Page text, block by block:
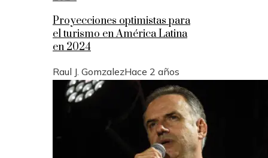
Proyecciones optimistas para
el turismo en América Latina
en 2024
Raul J. GomzalezHace 2 años